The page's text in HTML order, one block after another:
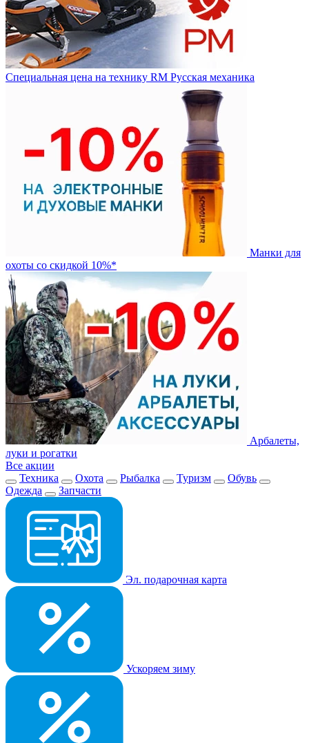
Специальная цена на технику RM Русская механика
Манки для
охоты со скидкой 10%*
Арбалеты,
луки и рогатки
Все акции
Техника
Охота Рыбалка Туризм
Обувь
Одежда
Запчасти
Эл. подарочная карта
Ускоряем зиму